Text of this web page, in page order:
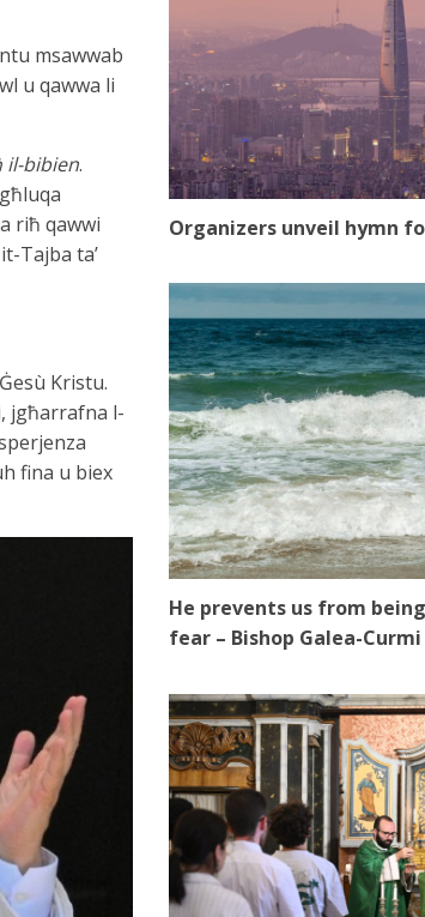
msawwab
u qawwa li
il-bibien.
riħ qawwi
Tajba ta’
Kristu.
jgħarrafna l-
fina u biex
Organizers unveil hymn
He prevents us from
fear – Bishop Galea-Curmi